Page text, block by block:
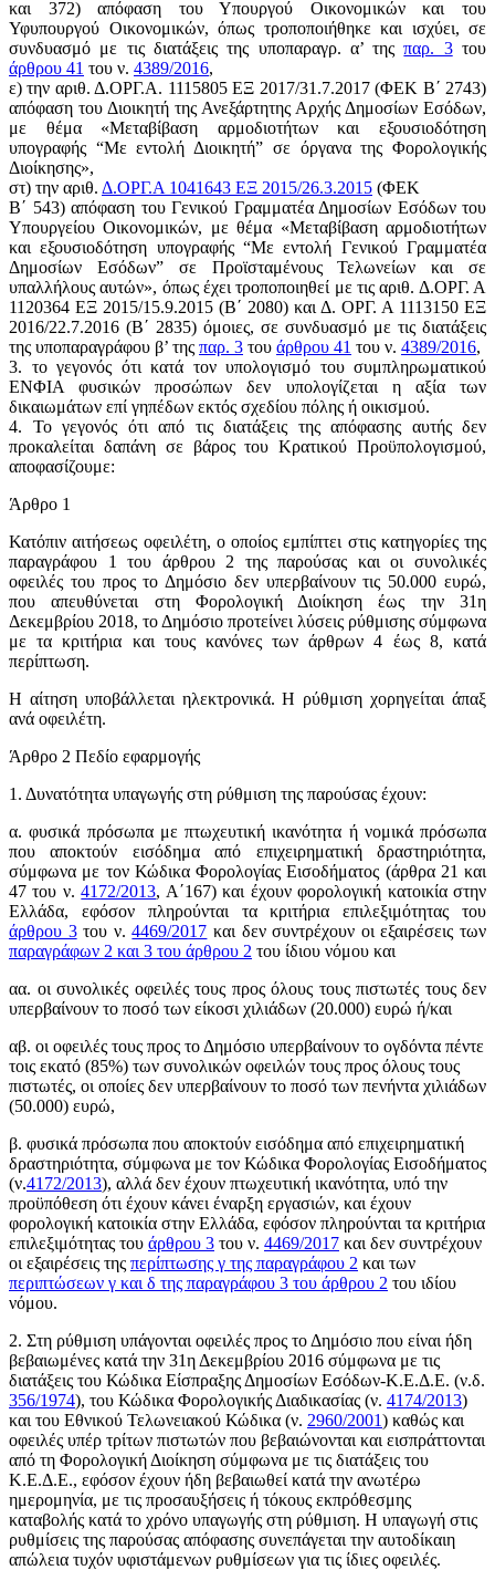
και 372) απόφαση του Υπουργού Οικονομικών και του
Υφυπουργού Οικονομικών, όπως τροποποιήθηκε και ισχύει, σε
συνδυασμό με τις διατάξεις της υποπαραγρ. α’ τηςπαρ. 3του
άρθρου 41 του ν. 4389/2016,
ε) την αριθ. Δ.ΟΡΓ.Α. 1115805 ΕΞ 2017/31.7.2017 (ΦΕΚ Β΄ 2743)
απόφαση του Διοικητή της Ανεξάρτητης Αρχής Δημοσίων Εσόδων,
με θέμα «Μεταβίβαση αρμοδιοτήτων και εξουσιοδότηση
υπογραφής “Με εντολή Διοικητή” σε όργανα της Φορολογικής
Διοίκησης»,
στ) την αριθ. Δ.ΟΡΓ.Α 1041643 ΕΞ 2015/26.3.2015 (ΦΕΚ
Β΄ 543) απόφαση του Γενικού Γραμματέα Δημοσίων Εσόδων του
Υπουργείου Οικονομικών, με θέμα «Μεταβίβαση αρμοδιοτήτων
και εξουσιοδότηση υπογραφής “Με εντολή Γενικού Γραμματέα
Δημοσίων Εσόδων” σε Προϊσταμένους Τελωνείων και σε
υπαλλήλους αυτών», όπως έχει τροποποιηθεί με τις αριθ. Δ.ΟΡΓ. Α
1120364 ΕΞ 2015/15.9.2015 (Β΄ 2080) και Δ. ΟΡΓ. Α 1113150 ΕΞ
2016/22.7.2016 (Β΄ 2835) όμοιες, σε συνδυασμό με τις διατάξεις
της υποπαραγράφου β’ της παρ. 3 του άρθρου 41 του ν. 4389/2016,
3. το γεγονός ότι κατά τον υπολογισμό του συμπληρωματικού
ΕΝΦΙΑ φυσικών προσώπων δεν υπολογίζεται η αξία των
δικαιωμάτων επί γηπέδων εκτός σχεδίου πόλης ή οικισμού.
4. Το γεγονός ότι από τις διατάξεις της απόφασης αυτής δεν
προκαλείται δαπάνη σε βάρος του Κρατικού Προϋπολογισμού,
αποφασίζουμε:
Άρθρο 1
Κατόπιν αιτήσεως οφειλέτη, ο οποίος εμπίπτει στις κατηγορίες της
παραγράφου 1 του άρθρου 2 της παρούσας και οι συνολικές
οφειλές του προς το Δημόσιο δεν υπερβαίνουν τις 50.000 ευρώ,
που απευθύνεται στη Φορολογική Διοίκηση έως την 31η
Δεκεμβρίου 2018, το Δημόσιο προτείνει λύσεις ρύθμισης σύμφωνα
με τα κριτήρια και τους κανόνες των άρθρων 4 έως 8, κατά
περίπτωση.
Η αίτηση υποβάλλεται ηλεκτρονικά. Η ρύθμιση χορηγείται άπαξ
ανά οφειλέτη.
Άρθρο 2 Πεδίο εφαρμογής
1. Δυνατότητα υπαγωγής στη ρύθμιση της παρούσας έχουν:
α. φυσικά πρόσωπα με πτωχευτική ικανότητα ή νομικά πρόσωπα
που αποκτούν εισόδημα από επιχειρηματική δραστηριότητα,
σύμφωνα με τον Κώδικα Φορολογίας Εισοδήματος (άρθρα 21 και
47 του ν.4172/2013, Α΄167) και έχουν φορολογική κατοικία στην
Ελλάδα, εφόσον πληρούνται τα κριτήρια επιλεξιμότητας του
άρθρου 3του ν.4469/2017 και δεν συντρέχουν οι εξαιρέσεις των
παραγράφων 2 και 3 του άρθρου 2 του ίδιου νόμου και
αα. οι συνολικές οφειλές τους προς όλους τους πιστωτές τους δεν
υπερβαίνουν το ποσό των είκοσι χιλιάδων (20.000) ευρώ ή/και
αβ. οι οφειλές τους προς το Δημόσιο υπερβαίνουν το ογδόντα πέντε
τοις εκατό (85%) των συνολικών οφειλών τους προς όλους τους
πιστωτές, οι οποίες δεν υπερβαίνουν το ποσό των πενήντα χιλιάδων
(50.000) ευρώ,
β. φυσικά πρόσωπα που αποκτούν εισόδημα από επιχειρηματική
δραστηριότητα, σύμφωνα με τον Κώδικα Φορολογίας Εισοδήματος
(ν.4172/2013), αλλά δεν έχουν πτωχευτική ικανότητα, υπό την
προϋπόθεση ότι έχουν κάνει έναρξη εργασιών, και έχουν
φορολογική κατοικία στην Ελλάδα, εφόσον πληρούνται τα κριτήρια
επιλεξιμότητας του άρθρου 3 του ν. 4469/2017 και δεν συντρέχουν
οι εξαιρέσεις της περίπτωσης γ της παραγράφου 2 και των
περιπτώσεων γ και δ της παραγράφου 3 του άρθρου 2 του ιδίου
νόμου.
2. Στη ρύθμιση υπάγονται οφειλές προς το Δημόσιο που είναι ήδη
βεβαιωμένες κατά την 31η Δεκεμβρίου 2016 σύμφωνα με τις
διατάξεις του Κώδικα Είσπραξης Δημοσίων Εσόδων-Κ.Ε.Δ.Ε. (ν.δ.
356/1974), του Κώδικα Φορολογικής Διαδικασίας (ν. 4174/2013)
και του Εθνικού Τελωνειακού Κώδικα (ν. 2960/2001) καθώς και
οφειλές υπέρ τρίτων πιστωτών που βεβαιώνονται και εισπράττονται
από τη Φορολογική Διοίκηση σύμφωνα με τις διατάξεις του
Κ.Ε.Δ.Ε., εφόσον έχουν ήδη βεβαιωθεί κατά την ανωτέρω
ημερομηνία, με τις προσαυξήσεις ή τόκους εκπρόθεσμης
καταβολής κατά το χρόνο υπαγωγής στη ρύθμιση. Η υπαγωγή στις
ρυθμίσεις της παρούσας απόφασης συνεπάγεται την αυτοδίκαιη
απώλεια τυχόν υφιστάμενων ρυθμίσεων για τις ίδιες οφειλές.